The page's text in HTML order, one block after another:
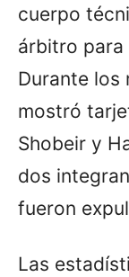
cuerpo
árbitro para
Durante los
mostró
Shobeir y
dos
fueron
Las